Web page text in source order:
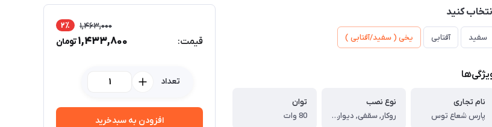
کنید
سفید آفتابی یخی ( سفید/آفتابی )
نام تجاری
پارس شعاع توس
نوع نصب
روکار, سقفی, دیوارکوب, آویز
توان
80 وات
قیمت:
1,463,000 2٪
1,433,800تومان
تعداد
افزودن به سبدخرید